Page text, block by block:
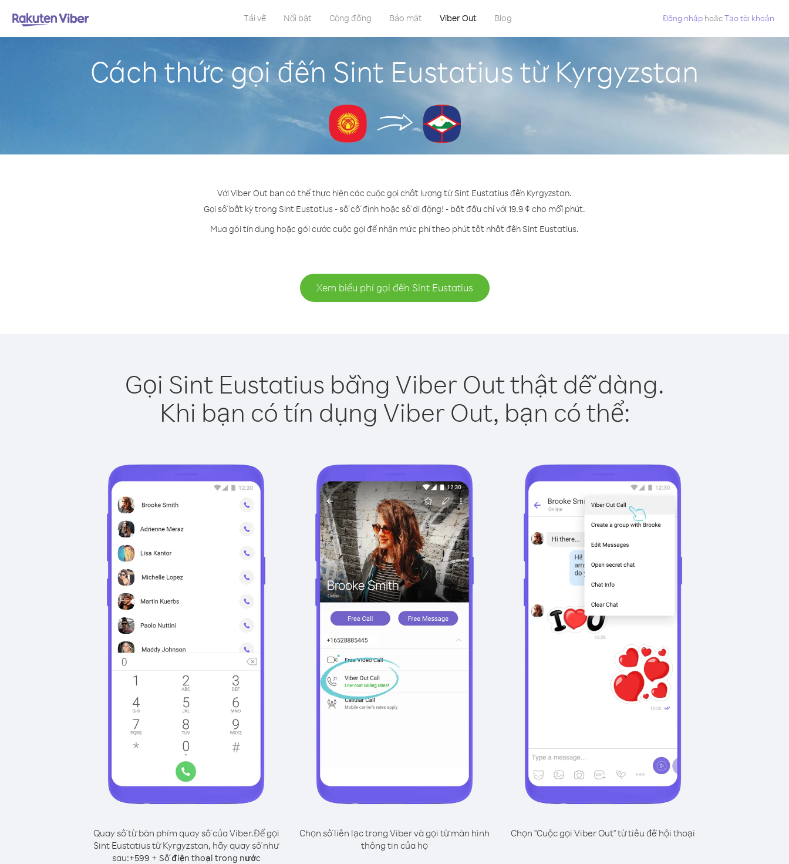
Tải về Nổi bật Cộng đồng Bảo mật Viber Out Blog Đăng nhập hoặcTạo tài khoản
Cách thức gọi đến Sint Eustatius từ Kyrgyzstan
Với Viber Out bạn có thể thực hiện các cuộc gọi chất lượng từ Sint Eustatius đến Kyrgyzstan.
Gọi số bất kỳ trong Sint Eustatius - số cố định hoặc số di động! - bắt đầu chỉ với 19.9 ¢ cho mỗi phút.
Mua gói tín dụng hoặc gói cước cuộc gọi để nhận mức phí theo phút tốt nhất đến Sint Eustatius.
Xem biểu phí gọi đến Sint Eustatius
Gọi Sint Eustatius bằng Viber Out thật dễ dàng.
Khi bạn có tín dụng Viber Out, bạn có thể:
Quay số từ bàn phím quay số của Viber.Để gọi
Sint Eustatius từ Kyrgyzstan, hãy quay số như
sau:+599 + Số điện thoại trong nước
Chọn số liên lạc trong Viber và gọi từ màn hình
thông tin của họ
Chọn "Cuộc gọi Viber Out" từ tiêu đề hội thoại